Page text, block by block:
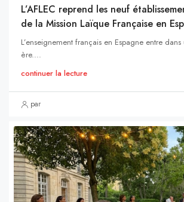
L’AFLEC reprend les neuf
de la Mission Laïque Française en
L’enseignement français en Espagne entre
ère....
continuer la lecture
par